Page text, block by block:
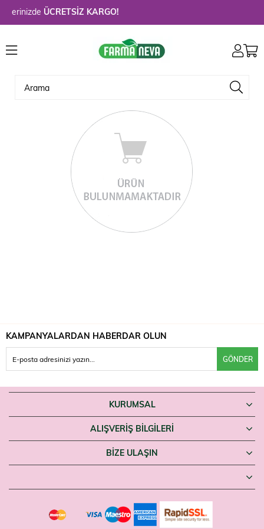
ÜCRETSİZ KARGO!
KAMPANYALARDAN HABERDAR OLUN
GÖNDER
KURUMSAL
ALIŞVERİŞ BİLGİLERİ
BIZE ULAŞIN